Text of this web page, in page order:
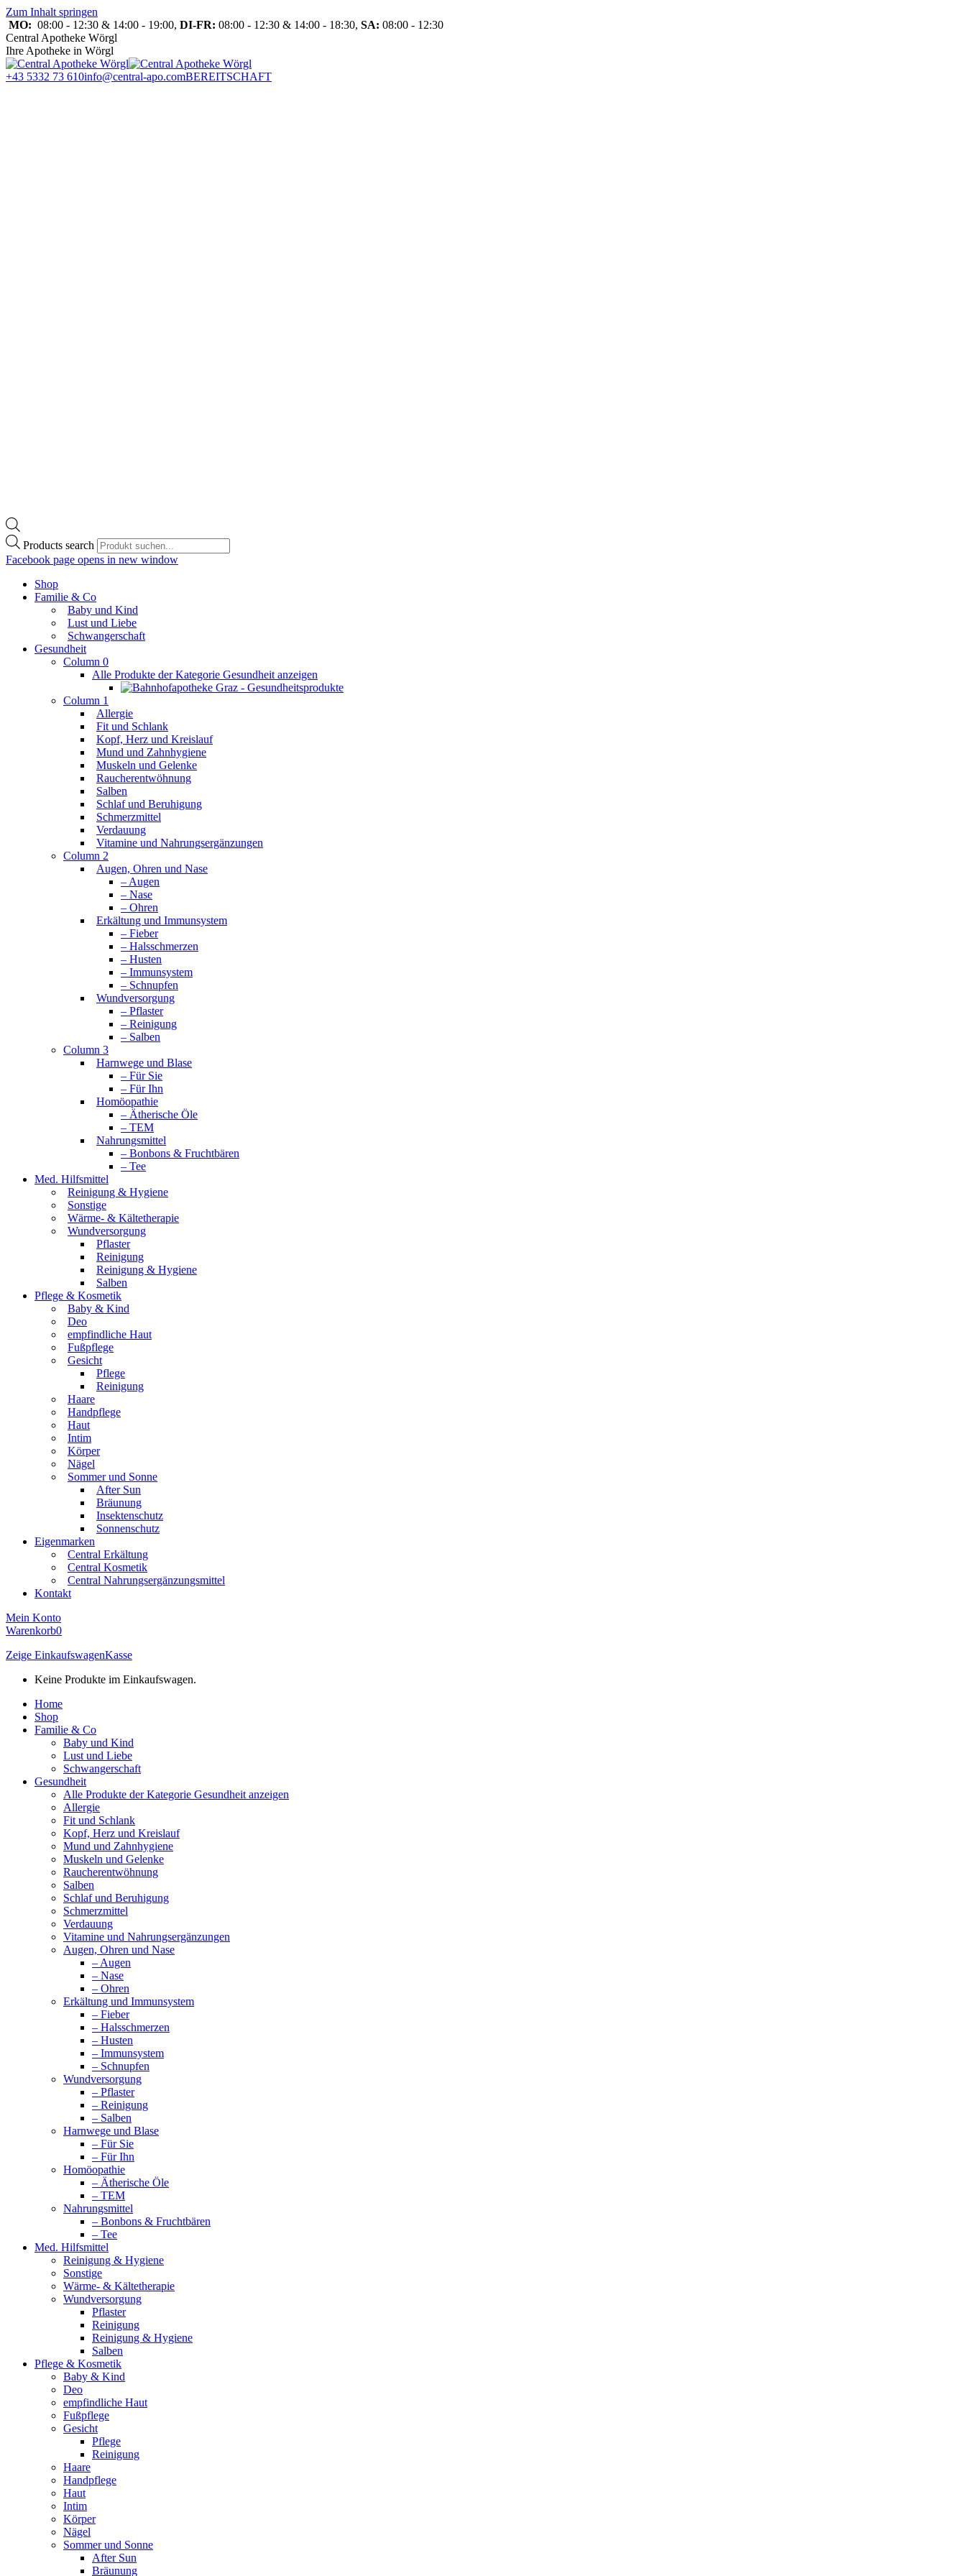
Zum Inhalt springen
MO: 08:00 - 12:30 & 14:00 - 19:00, DI-FR: 08:00 - 12:30 & 14:00 - 18:30, SA: 08:00 - 12:30
Central Apotheke Wörgl
Ihre Apotheke in Wörgl
+43 5332 73 610info@central-apo.comBEREITSCHAFT
Products search
Facebook page opens in new window
Shop
Familie & Co
Baby und Kind
Lust und Liebe
Schwangerschaft
Gesundheit
Column 0
Alle Produkte der Kategorie Gesundheit anzeigen
Column 1
Allergie
Fit und Schlank
Kopf, Herz und Kreislauf
Mund und Zahnhygiene
Muskeln und Gelenke
Raucherentwöhnung
Salben
Schlaf und Beruhigung
Schmerzmittel
Verdauung
Vitamine und Nahrungsergänzungen
Column 2
Augen, Ohren und Nase
– Augen
– Nase
– Ohren
Erkältung und Immunsystem
– Fieber
– Halsschmerzen
– Husten
– Immunsystem
– Schnupfen
Wundversorgung
– Pflaster
– Reinigung
– Salben
Column 3
Harnwege und Blase
– Für Sie
– Für Ihn
Homöopathie
– Ätherische Öle
– TEM
Nahrungsmittel
– Bonbons & Fruchtbären
– Tee
Med. Hilfsmittel
Reinigung & Hygiene
Sonstige
Wärme- & Kältetherapie
Wundversorgung
Pflaster
Reinigung
Reinigung & Hygiene
Salben
Pflege & Kosmetik
Baby & Kind
Deo
empfindliche Haut
Fußpflege
Gesicht
Pflege
Reinigung
Haare
Handpflege
Haut
Intim
Körper
Nägel
Sommer und Sonne
After Sun
Bräunung
Insektenschutz
Sonnenschutz
Eigenmarken
Central Erkältung
Central Kosmetik
Central Nahrungsergänzungsmittel
Kontakt
Mein Konto
Warenkorb0
Zeige EinkaufswagenKasse
Keine Produkte im Einkaufswagen.
Home
Shop
Familie & Co
Baby und Kind
Lust und Liebe
Schwangerschaft
Gesundheit
Alle Produkte der Kategorie Gesundheit anzeigen
Allergie
Fit und Schlank
Kopf, Herz und Kreislauf
Mund und Zahnhygiene
Muskeln und Gelenke
Raucherentwöhnung
Salben
Schlaf und Beruhigung
Schmerzmittel
Verdauung
Vitamine und Nahrungsergänzungen
Augen, Ohren und Nase
– Augen
– Nase
– Ohren
Erkältung und Immunsystem
– Fieber
– Halsschmerzen
– Husten
– Immunsystem
– Schnupfen
Wundversorgung
– Pflaster
– Reinigung
– Salben
Harnwege und Blase
– Für Sie
– Für Ihn
Homöopathie
– Ätherische Öle
– TEM
Nahrungsmittel
– Bonbons & Fruchtbären
– Tee
Med. Hilfsmittel
Reinigung & Hygiene
Sonstige
Wärme- & Kältetherapie
Wundversorgung
Pflaster
Reinigung
Reinigung & Hygiene
Salben
Pflege & Kosmetik
Baby & Kind
Deo
empfindliche Haut
Fußpflege
Gesicht
Pflege
Reinigung
Haare
Handpflege
Haut
Intim
Körper
Nägel
Sommer und Sonne
After Sun
Bräunung